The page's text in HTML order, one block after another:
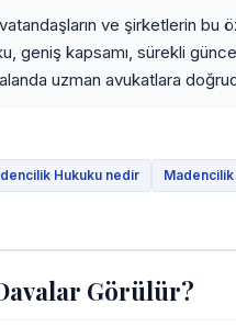
ve şirketlerin bu
kapsamı, sürekli
uzman avukatlara
Hukuku nedir Madencilik
Görülür?